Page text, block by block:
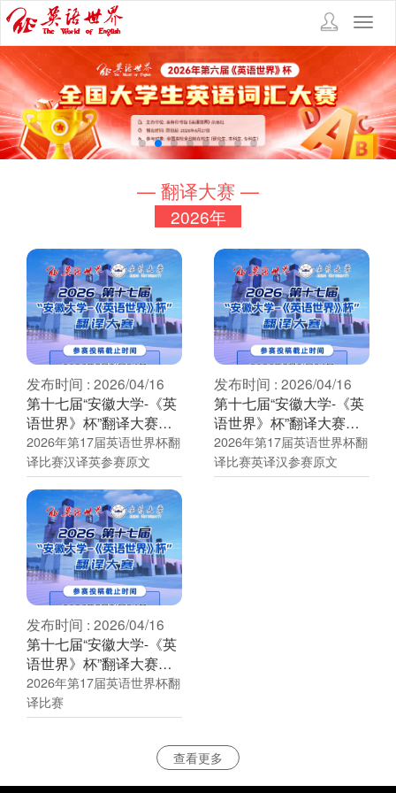
— 翻译大赛 —
2026年
发布时间 : 2026/04/16
第十七届“安徽大学-《英
语世界》杯”翻译大赛汉
译英原文
2026年第17届英语世界杯翻
译比赛汉译英参赛原文
发布时间 : 2026/04/16
第十七届“安徽大学-《英
语世界》杯”翻译大赛英
译汉原文
2026年第17届英语世界杯翻
译比赛英译汉参赛原文
发布时间 : 2026/04/16
第十七届“安徽大学-《英
语世界》杯”翻译大赛启
事
2026年第17届英语世界杯翻
译比赛
查看更多